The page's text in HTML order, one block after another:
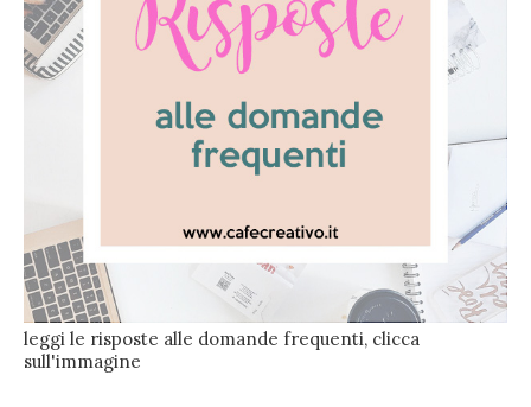
leggi le risposte alle domande frequenti, clicca
sull'immagine